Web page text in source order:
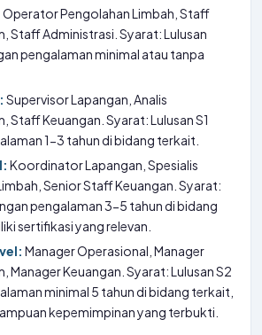
Operator Pengolahan Limbah, Staff
Staff Administrasi. Syarat: Lulusan
pengalaman minimal atau tanpa
Supervisor Lapangan, Analis
Staff Keuangan. Syarat: Lulusan S1
1-3 tahun di bidang terkait.
Koordinator Lapangan, Spesialis
Senior Staff Keuangan. Syarat:
pengalaman 3-5 tahun di bidang
sertifikasi yang relevan.
Manager Operasional, Manager
Manager Keuangan. Syarat: Lulusan S2
minimal 5 tahun di bidang terkait,
kepemimpinan yang terbukti.